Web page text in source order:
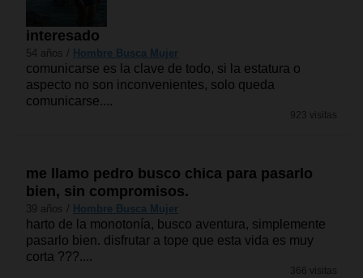
interesado
54 años / Hombre Busca Mujer
comunicarse es la clave de todo, si la estatura o
aspecto no son inconvenientes, solo queda
comunicarse....
923 visitas
me llamo pedro busco chica para pasarlo
bien, sin compromisos.
39 años / Hombre Busca Mujer
harto de la monotonía, busco aventura, simplemente
pasarlo bien. disfrutar a tope que esta vida es muy
corta ???....
366 visitas